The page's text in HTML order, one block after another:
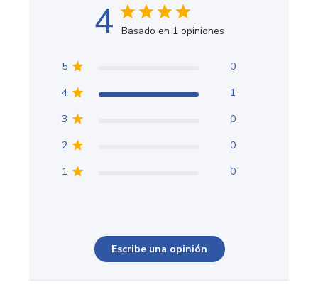
4 Basado en 1 opiniones
5
0
4
1
3
0
2
0
1
0
Escribe una opinión